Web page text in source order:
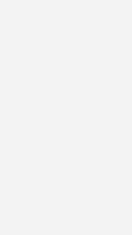
in Erfurt, am 21.
12. November in
allen Seminaren